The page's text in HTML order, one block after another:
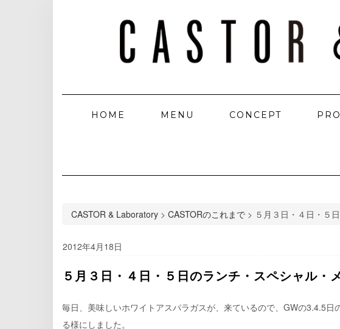
HOME MENU CONCEPT
CASTOR & Laboratory > CASTORのこれまで > ５月３日・４日・５
2012年4月18日
５月３日・４日・５日のランチ・スペシャル・
毎日、美味しいホワイトアスパラガスが、来ているので、GWの3.4.5
る様にしました。